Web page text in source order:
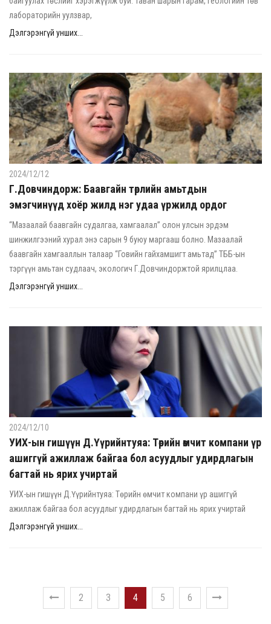
лабораторийн уулзвар,
Дэлгэрэнгүй унших...
2024/12/12
Г.Довчиндорж: Баавгайн төрлийн амьтдын
эмэгчинүүд хоёр жилд нэг удаа үржилд ордог
“Мазаалай баавгайн судалгаа, хамгаалал” олон улсын эрдэм
шинжилгээний хурал энэ сарын 9 буюу маргааш болно. Мазаалай
баавгайн хамгааллын талаар “Говийн гайхамшигт амьтад” ТББ-ын
тэргүүн амьтан судлаач, экологич Г.Довчиндоржтой ярилцлаа.
Дэлгэрэнгүй унших...
2024/12/10
УИХ-ын гишүүн Д.Үүрийнтуяа: Төрийн өмчит компани үр
ашиггүй ажиллаж байгаа бол асуудлыг удирдлагын
багтай нь ярих учиртай
УИХ-ын гишүүн Д.Үүрийнтуяа: Төрийн өмчит компани үр ашиггүй
ажиллаж байгаа бол асуудлыг удирдлагын багтай нь ярих учиртай
Дэлгэрэнгүй унших...
2 3 4 5 6